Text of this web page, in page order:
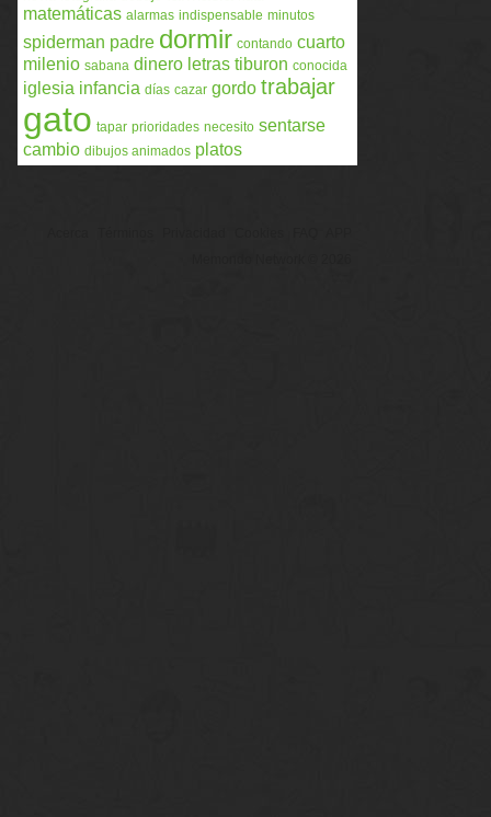
matemáticas alarmas indispensable minutos
spiderman padre dormir contando cuarto
milenio sabana dinero letras tiburon conocida
iglesia infancia días cazar gordo trabajar
gato tapar prioridades necesito sentarse
cambio dibujos animados platos